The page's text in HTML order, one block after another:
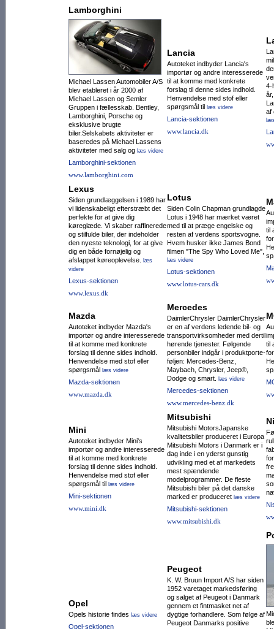
Lamborghini
Michael Lassen Automobiler A/S
blev etableret i år 2000 af
Michael Lassen og Semler
Gruppen i fællesskab. Bentley,
Lamborghini, Porsche og
eksklusive brugte
biler.Selskabets aktiviteter er
baseredes på Michael Lassens
aktiviteter med salg og læs videre
Lamborghini-sektionen
www.lamborghini.com
Lancia
Autoteket indbyder Lancia's
importør og andre interesserede
til at komme med konkrete
forslag til denne sides indhold.
Henvendelse med stof eller
spørgsmål til læs videre
Lancia-sektionen
www.lancia.dk
4-
af
Lexus
Siden grundlæggelsen i 1989 har
vi lidenskabeligt efterstræbt det
perfekte for at give dig
køreglæde. Vi skaber raffinerede
og stilfulde biler, der indeholder
den nyeste teknologi, for at give
dig en både fornøjelig og
afslappet køreoplevelse.
læs
videre
Lexus-sektionen
www.lexus.dk
Lotus
Siden Colin Chapman grundlagde
Lotus i 1948 har mærket været
med til at præge engelske og
resten af verdens sportsvogne.
Hvem husker ikke James Bond
filmen "The Spy Who Loved Me",
læs videre
Lotus-sektionen
www.lotus-cars.dk
til
Mazda
Autoteket indbyder Mazda's
importør og andre interesserede
til at komme med konkrete
forslag til denne sides indhold.
Henvendelse med stof eller
spørgsmål læs videre
Mazda-sektionen
www.mazda.dk
Mercedes
DaimlerChrysler DaimlerChrysler
er en af verdens ledende bil- og
transportvirksom­heder med dertil
hørende tjenester. Følgende
personbiler indgår i produktporte­
føljen: Mercedes-Benz,
Maybach, Chrysler, Jeep®,
Dodge og smart.
læs videre
Mercedes-sektionen
www.mercedes-benz.dk
til
Mini
Autoteket indbyder Mini's
importør og andre interesserede
til at komme med konkrete
forslag til denne sides indhold.
Henvendelse med stof eller
spørgsmål til læs videre
Mini-sektionen
www.mini.dk
Mitsubishi
Mitsubishi MotorsJapanske
kvalitetsbiler produceret i Europa
Mitsubishi Motors i Danmark er i
dag inde i en yderst gunstig
udvikling med et af markedets
mest spændende
modelprogrammer. De fleste
Mitsubishi biler på det danske
marked er produceret læs videre
Mitsubishi-sektionen
www.mitsubishi.dk
Opel
Opels historie findes læs videre
Opel-sektionen
Peugeot
K. W. Bruun Import A/S har siden
1952 varetaget markedsføring
og salget af Peugeot i Danmark
gennem et fintmasket net af
dygtige forhandlere. Som følge af
Peugeot Danmarks positive